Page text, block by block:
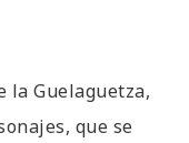
la Guelaguetza,
que se